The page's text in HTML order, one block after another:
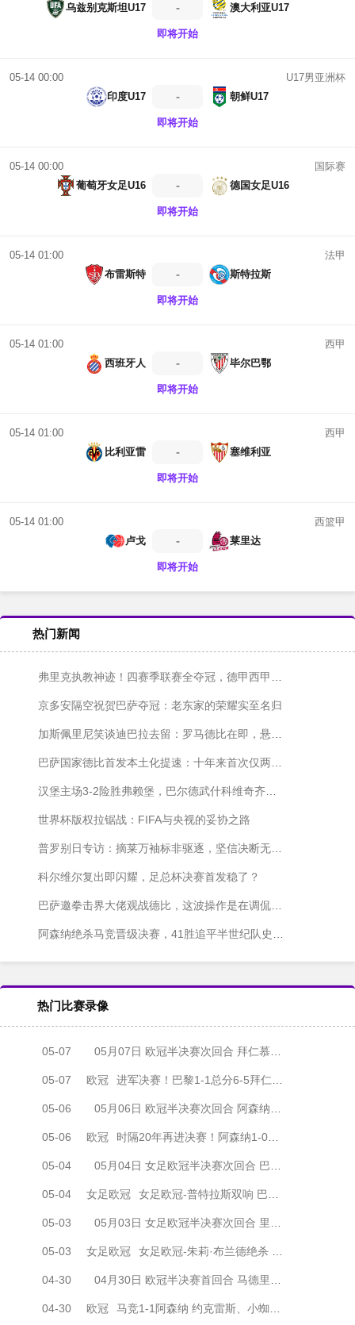
乌兹别克斯坦U17
- 澳大利亚U17
即将开始
05-14 00:00
U17男亚洲杯
印度U17
- 朝鲜U17
即将开始
05-14 00:00
国际赛
葡萄牙女足U16
- 德国女足U16
即将开始
05-14 01:00
法甲
布雷斯特
- 斯特拉斯
即将开始
05-14 01:00
西甲
西班牙人
- 毕尔巴鄂
即将开始
05-14 01:00
西甲
比利亚雷
- 塞维利亚
即将开始
05-14 01:00
西篮甲
卢戈
- 莱里达
即将开始
热门新闻
弗里克执教神迹！四赛季联赛全夺冠，德甲西甲各两冠
京多安隔空祝贺巴萨夺冠：老东家的荣耀实至名归
加斯佩里尼笑谈迪巴拉去留：罗马德比在即，悬念仍在发酵
巴萨国家德比首发本土化提速：十年来首次仅两名外援出战
汉堡主场3-2险胜弗赖堡，巴尔德武什科维奇齐发威
世界杯版权拉锯战：FIFA与央视的妥协之路
普罗别日专访：摘莱万袖标非驱逐，坚信决断无愧于心
科尔维尔复出即闪耀，足总杯决赛首发稳了？
巴萨邀拳击界大佬观战德比，这波操作是在调侃皇马内斗吗？
阿森纳绝杀马竞晋级决赛，41胜追平半世纪队史纪录！
热门比赛录像
05-07 05月07日 欧冠半决赛次回合 拜仁慕尼黑vs巴黎圣日耳曼 全场录像
05-07 欧冠 进军决赛！巴黎1-1总分6-5拜仁将战阿森纳 登贝莱闪击凯恩破门
05-06 05月06日 欧冠半决赛次回合 阿森纳vs马德里竞技 全场录像
05-06 欧冠 时隔20年再进决赛！阿森纳1-0马竞总比分2-1晋级 萨卡制胜
05-04 05月04日 女足欧冠半决赛次回合 巴塞罗那女足vs拜仁慕尼黑女足 全场录像
05-04 女足欧冠 女足欧冠-普特拉斯双响 巴萨两回合5-3淘汰拜仁晋级决赛
05-03 05月03日 女足欧冠半决赛次回合 里昂女足vs阿森纳女足 全场录像
05-03 女足欧冠 女足欧冠-朱莉·布兰德绝杀 里昂女足两回合4-3淘汰阿森纳进决赛
04-30 04月30日 欧冠半决赛首回合 马德里竞技vs阿森纳 全场录像
04-30 欧冠 马竞1-1阿森纳 约克雷斯、小蜘蛛均点射 埃泽点球被取消